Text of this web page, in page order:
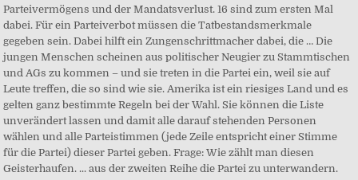
Parteivermögens und der Mandatsverlust. 16 sind zum ersten Mal
dabei. Für ein Parteiverbot müssen die Tatbestandsmerkmale
gegeben sein. Dabei hilft ein Zungenschrittmacher dabei, die … Die
jungen Menschen scheinen aus politischer Neugier zu Stammtischen
und AGs zu kommen – und sie treten in die Partei ein, weil sie auf
Leute treffen, die so sind wie sie. Amerika ist ein riesiges Land und es
gelten ganz bestimmte Regeln bei der Wahl. Sie können die Liste
unverändert lassen und damit alle darauf stehenden Personen
wählen und alle Parteistimmen (jede Zeile entspricht einer Stimme
für die Partei) dieser Partei geben. Frage: Wie zählt man diesen
Geisterhaufen. ... aus der zweiten Reihe die Partei zu unterwandern.